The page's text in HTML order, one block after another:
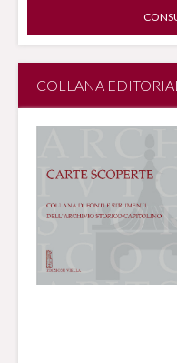
COLLANA